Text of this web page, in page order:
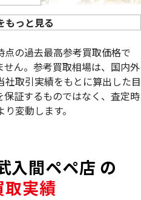
参考買取価格
もっと見る
の過去最高参考買取価格で
ん。参考買取相場は、国内外
取引実績をもとに算出した目
証するものではなく、査定時
変動します。
入間ペペ店 の
取実績